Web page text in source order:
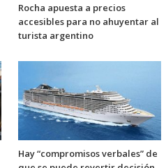
Rocha apuesta a precios
accesibles para no ahuyentar al
turista argentino
Hay “compromisos verbales” de